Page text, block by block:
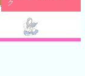
ク